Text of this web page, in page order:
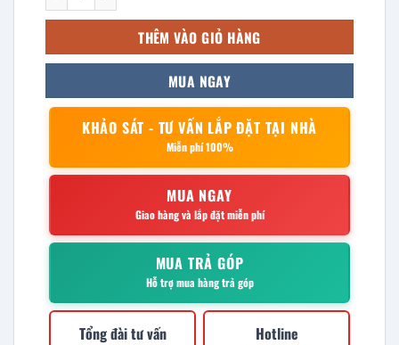
THÊM VÀO GIỎ HÀNG
MUA NGAY
KHẢO SÁT - TƯ VẤN LẮP ĐẶT TẠI NHÀ
Miễn phí 100%
MUA NGAY
Giao hàng và lắp đặt miễn phí
MUA TRẢ GÓP
Hỗ trợ mua hàng trả góp
Tổng đài tư vấn Hotline